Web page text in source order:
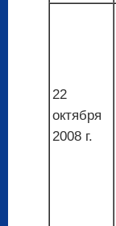
22
октября
2008 г.